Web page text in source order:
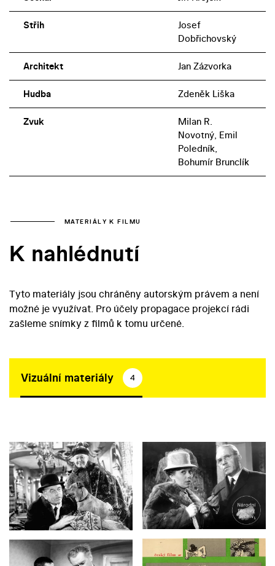
Střih
Josef
Dobřichovský
Architekt Jan Zázvorka
Hudba Zdeněk Liška
Zvuk
Milan R.
Novotný, Emil
Poledník,
Bohumír Brunclík
MATERIÁLY K FILMU
K nahlédnutí
Tyto materiály jsou chráněny autorským právem a není
možné je využívat. Pro účely propagace projekcí rádi
zašleme snímky z filmů k tomu určené.
Vizuální materiály 4